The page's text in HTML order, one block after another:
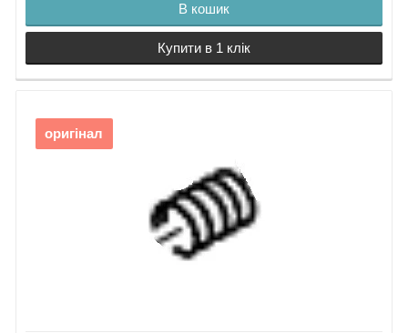
В кошик
Купити в 1 клік
оригінал